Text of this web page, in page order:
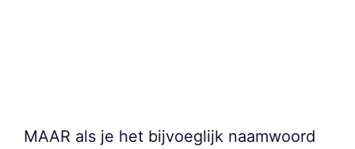
MAAR als je het bijvoeglijk naamwoord